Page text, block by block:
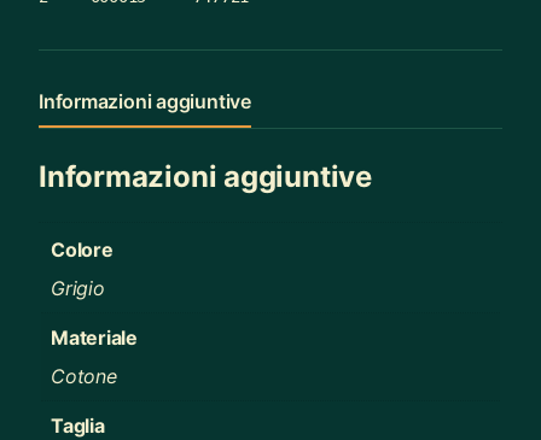
Informazioni aggiuntive
Informazioni aggiuntive
Colore
Grigio
Materiale
Cotone
Taglia